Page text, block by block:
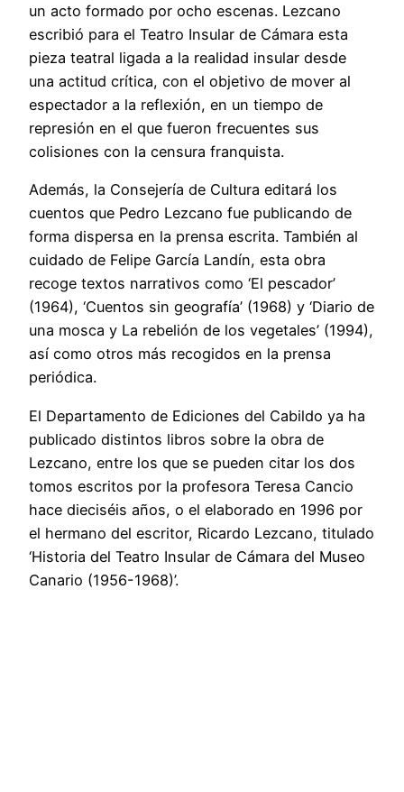
un acto formado por ocho escenas. Lezcano
escribió para el Teatro Insular de Cámara esta
pieza teatral ligada a la realidad insular desde
una actitud crítica, con el objetivo de mover al
espectador a la reflexión, en un tiempo de
represión en el que fueron frecuentes sus
colisiones con la censura franquista.
Además, la Consejería de Cultura editará los
cuentos que Pedro Lezcano fue publicando de
forma dispersa en la prensa escrita. También al
cuidado de Felipe García Landín, esta obra
recoge textos narrativos como ‘El pescador’
(1964), ‘Cuentos sin geografía’ (1968) y ‘Diario de
una mosca y La rebelión de los vegetales’ (1994),
así como otros más recogidos en la prensa
periódica.
El Departamento de Ediciones del Cabildo ya ha
publicado distintos libros sobre la obra de
Lezcano, entre los que se pueden citar los dos
tomos escritos por la profesora Teresa Cancio
hace dieciséis años, o el elaborado en 1996 por
el hermano del escritor, Ricardo Lezcano, titulado
‘Historia del Teatro Insular de Cámara del Museo
Canario (1956-1968)’.